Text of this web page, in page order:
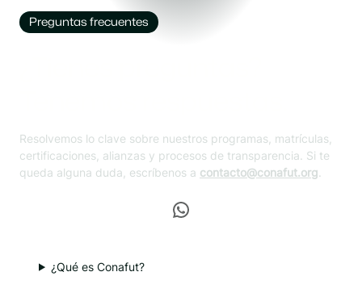
Preguntas frecuentes
Resolvemos lo clave sobre nuestros programas, matrículas,
certificaciones, alianzas y procesos de transparencia. Si te
queda alguna duda, escríbenos a contacto@conafut.org
WhatsApp
¿Qué es Conafut?